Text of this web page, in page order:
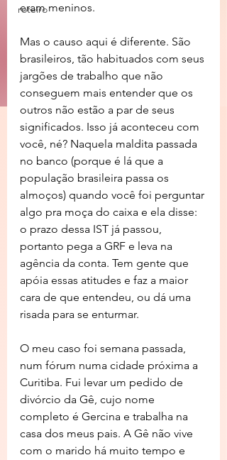
roteiro
eram meninos.
Mas o causo aqui é diferente. São
brasileiros, tão habituados com seus
jargões de trabalho que não
conseguem mais entender que os
outros não estão a par de seus
significados. Isso já aconteceu com
você, né? Naquela maldita passada
no banco (porque é lá que a
população brasileira passa os
almoços) quando você foi perguntar
algo pra moça do caixa e ela disse:
o prazo dessa IST já passou,
portanto pega a GRF e leva na
agência da conta. Tem gente que
apóia essas atitudes e faz a maior
cara de que entendeu, ou dá uma
risada para se enturmar.
O meu caso foi semana passada,
num fórum numa cidade próxima a
Curitiba. Fui levar um pedido de
divórcio da Gê, cujo nome
completo é Gercina e trabalha na
casa dos meus pais. A Gê não vive
com o marido há muito tempo e